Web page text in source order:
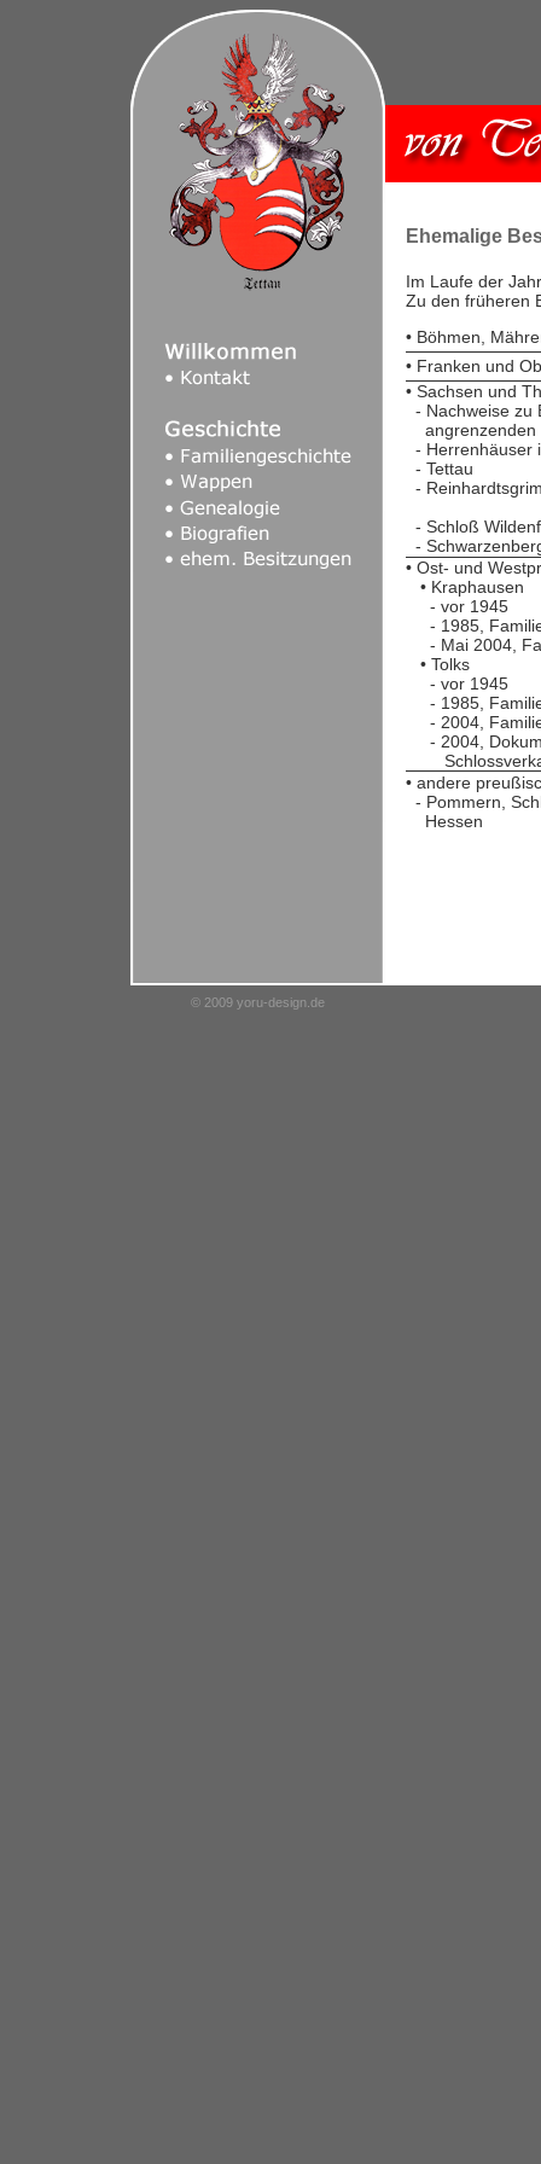
Ehemalige
Im Laufe der
Zu den früheren
• Böhmen,
• Franken und
• Sachsen und
- Nachweise zu
angrenzenden
- Herrenhäuser
- Tettau
-
- Schloß
-
• Ost- und
• Kraphausen
- vor 1945
- 1985,
- Mai 2004,
• Tolks
- vor 1945
- 1985,
- 2004,
- 2004,
• andere
- Pommern,
Hessen
© 2009 yoru-design.de